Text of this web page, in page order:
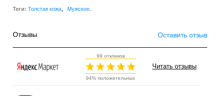
Теги: Толстая кожа Мужское.
Отзывы Оставить отзыв
99 откликов
94% положительных
Читать отзывы